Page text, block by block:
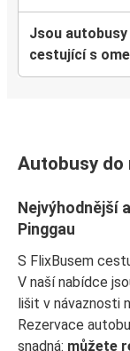
Jsou
cestující s
Autobusy do
Nejvýhodnější
Pinggau
S FlixBusem
V naší nabídce
lišit v návaznosti
Rezervace
snadná: můžete